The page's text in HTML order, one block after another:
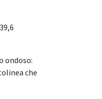
ondoso:
che